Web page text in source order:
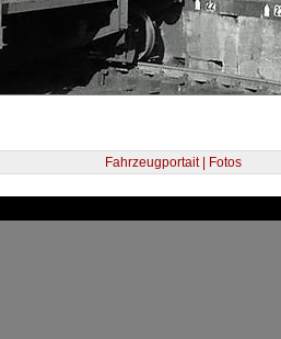
Fahrzeugportait | Fotos